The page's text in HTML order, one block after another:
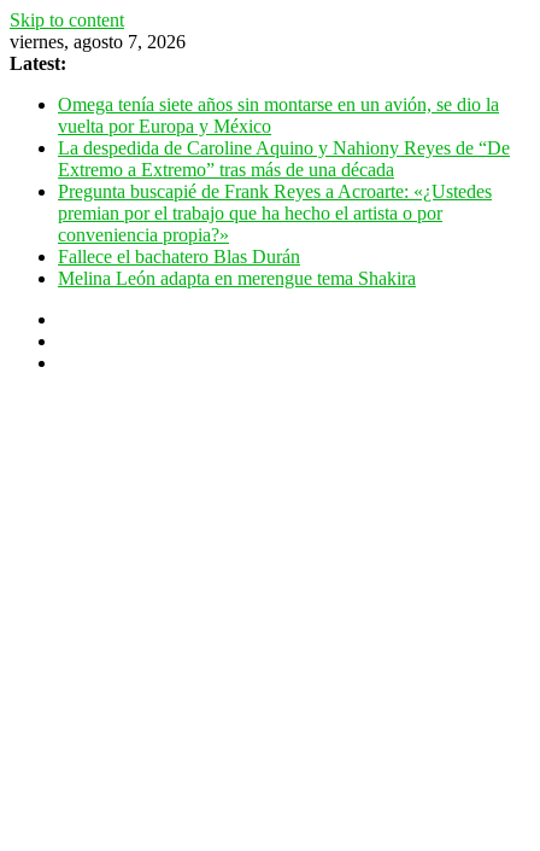
Skip to content
viernes, agosto 7, 2026
Latest:
Omega tenía siete años sin montarse en un avión, se dio la
vuelta por Europa y México
La despedida de Caroline Aquino y Nahiony Reyes de “De
Extremo a Extremo” tras más de una década
Pregunta buscapié de Frank Reyes a Acroarte: «¿Ustedes
premian por el trabajo que ha hecho el artista o por
conveniencia propia?»
Fallece el bachatero Blas Durán
Melina León adapta en merengue tema Shakira